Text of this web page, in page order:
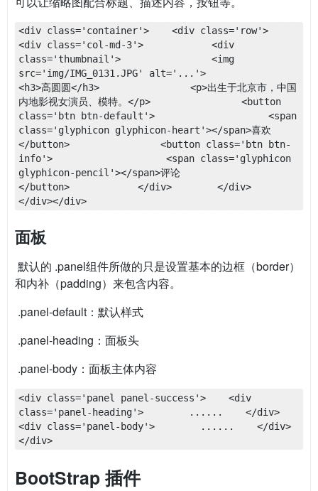
<div class='container'>    <div class='row'>
<div class='col-md-3'>            <div
class='thumbnail'>                <img
src='img/IMG_0131.JPG' alt='...'>
<h3>高圆圆</h3>                <p>出生于北京市，中国
内地影视女演员、模特。</p>                <button
class='btn btn-default'>                    <span
class='glyphicon glyphicon-heart'></span>喜欢
</button>                <button class='btn btn-
info'>                    <span class='glyphicon
glyphicon-pencil'></span>评论
</button>            </div>        </div>
</div></div>
面板
​ 默认的 .panel组件所做的只是设置基本的边框（border）
和内补（padding）来包含内容。
​ .panel-default：默认样式
​ .panel-heading：面板头
​ .panel-body：面板主体内容
<div class='panel panel-success'>    <div
class='panel-heading'>        ......    </div>
<div class='panel-body'>        ......    </div>
</div>
BootStrap 插件